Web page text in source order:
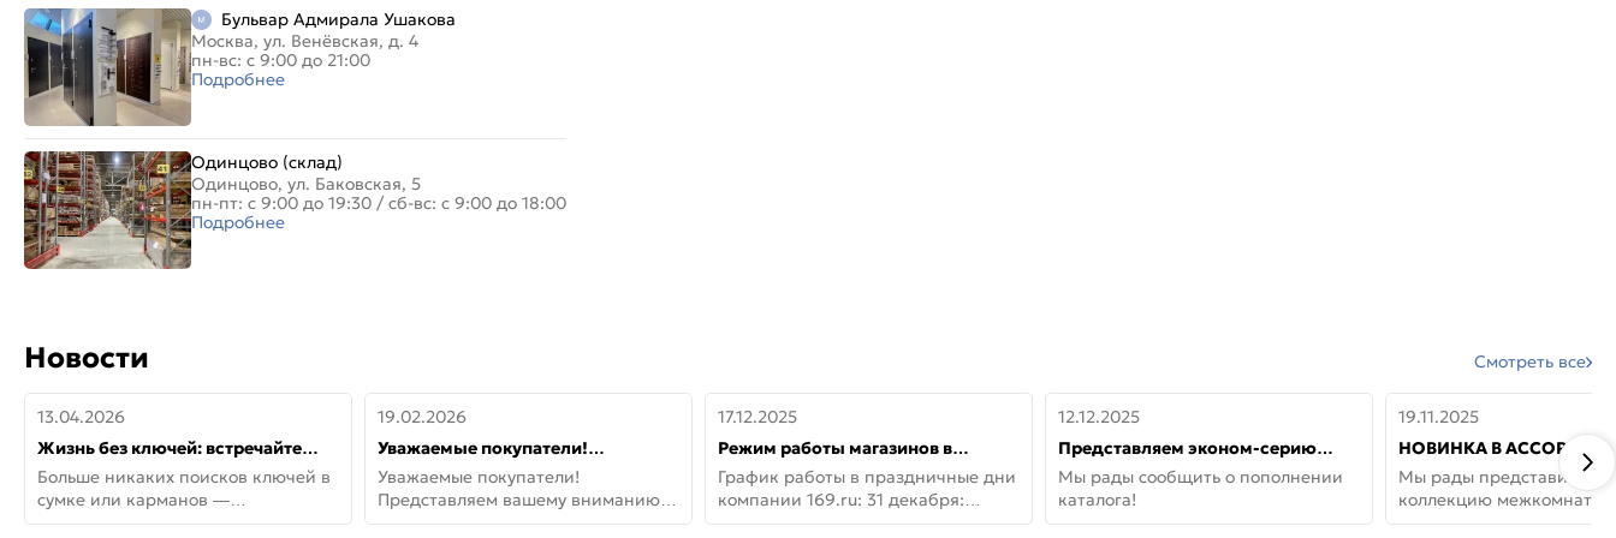
Бульвар Адмирала Ушакова
Москва, ул. Венёвская, д. 4
пн-вс: с 9:00 до 21:00
Подробнее
Одинцово (склад)
Одинцово, ул. Баковская, 5
пн-пт: с 9:00 до 19:30 / сб-вс: с 9:00 до 18:00
Подробнее
Новости Смотреть все
13.04.2026
Жизнь без ключей: встречайте
новую дверь СИТИ ИНТЕГРА
АйКью!
Больше никаких поисков ключей в
сумке или карманов —
представляем СИТИ ИНТЕГРА
19.02.2026
Уважаемые покупатели!
Представляем вашему вниманию
новинки от Armadillo!
Уважаемые покупатели!
Представляем вашему вниманию
новинки от Armadillo! Новая
17.12.2025
Режим работы магазинов в
праздничные дни с 31 декабря по
11 января
График работы в праздничные дни
компании 169.ru: 31 декабря:
Заказы, самовывоз и доставки —
12.12.2025
Представляем эконом-серию
дверей от бренда Portika, где цена
не значит «просто»
Мы рады сообщить о пополнении
каталога!
19.11.2025
НОВИНКА В
ДВЕРИ GLOSSMAT —
НЕОКЛАССИКА И УЮТ
Мы рады представить
коллекцию
GlossMat